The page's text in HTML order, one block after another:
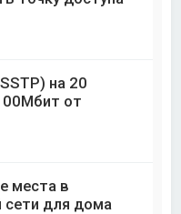
на 20
от
места в
сети для дома